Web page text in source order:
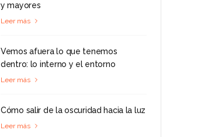
y mayores
Leer más
Vemos afuera lo que tenemos
dentro: lo interno y el entorno
Leer más
Cómo salir de la oscuridad hacia la luz
Leer más